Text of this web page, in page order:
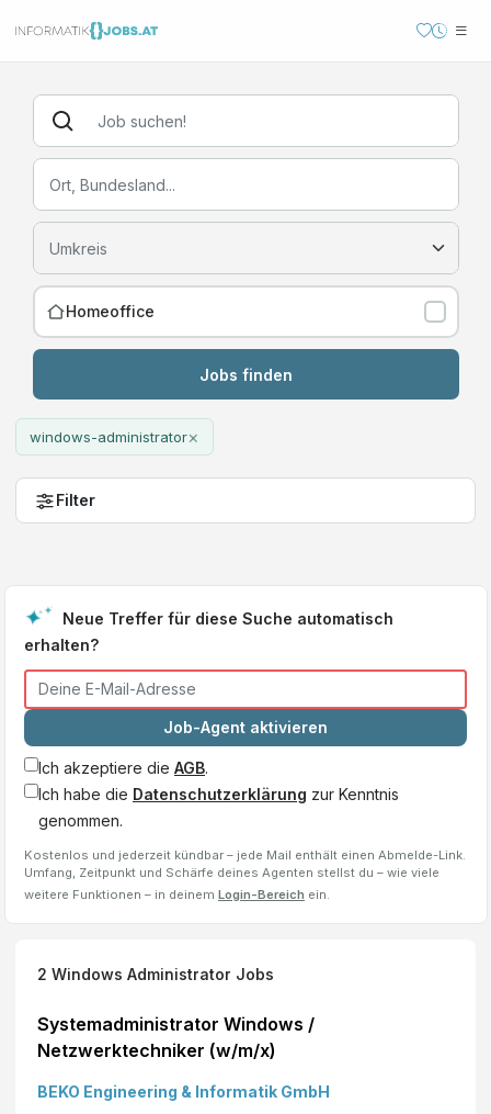
Homeoffice
Jobs finden
windows-administrator×
Filter
Neue Treffer für diese Suche automatisch
erhalten?
Job-Agent aktivieren
Ich akzeptiere die AGB.
Ich habe die Datenschutzerklärung zur Kenntnis
genommen.
Kostenlos und jederzeit kündbar – jede Mail enthält einen Abmelde-Link.
Umfang, Zeitpunkt und Schärfe deines Agenten stellst du – wie viele
weitere Funktionen – in deinem Login-Bereich ein.
2 Windows Administrator Jobs
Systemadministrator Windows /
Netzwerktechniker (w/m/x)
BEKO Engineering & Informatik GmbH